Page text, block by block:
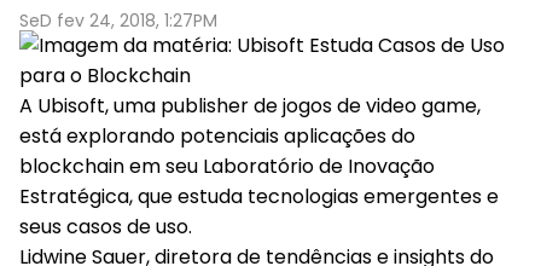
SeD fev 24, 2018, 1:27PM
A Ubisoft, uma publisher de jogos de video game,
está explorando potenciais aplicações do
blockchain em seu Laboratório de Inovação
Estratégica, que estuda tecnologias emergentes e
seus casos de uso.
Lidwine Sauer, diretora de tendências e insights do